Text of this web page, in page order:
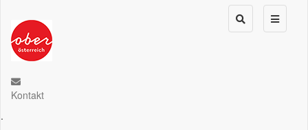
Kontakt
.